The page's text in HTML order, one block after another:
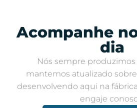
Acompanhe
dia​
Nós sempre
mantemos atualizado
desenvolvendo aqui na
engaje